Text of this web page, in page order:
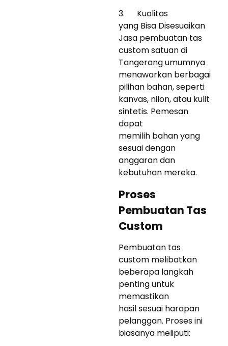
3. Kualitas
yang Bisa Disesuaikan
Jasa pembuatan tas
custom satuan di
Tangerang umumnya
menawarkan berbagai
pilihan bahan, seperti
kanvas, nilon, atau kulit
sintetis. Pemesan
dapat
memilih bahan yang
sesuai dengan
anggaran dan
kebutuhan mereka.
Proses
Pembuatan Tas
Custom
Pembuatan tas
custom melibatkan
beberapa langkah
penting untuk
memastikan
hasil sesuai harapan
pelanggan. Proses ini
biasanya meliputi: